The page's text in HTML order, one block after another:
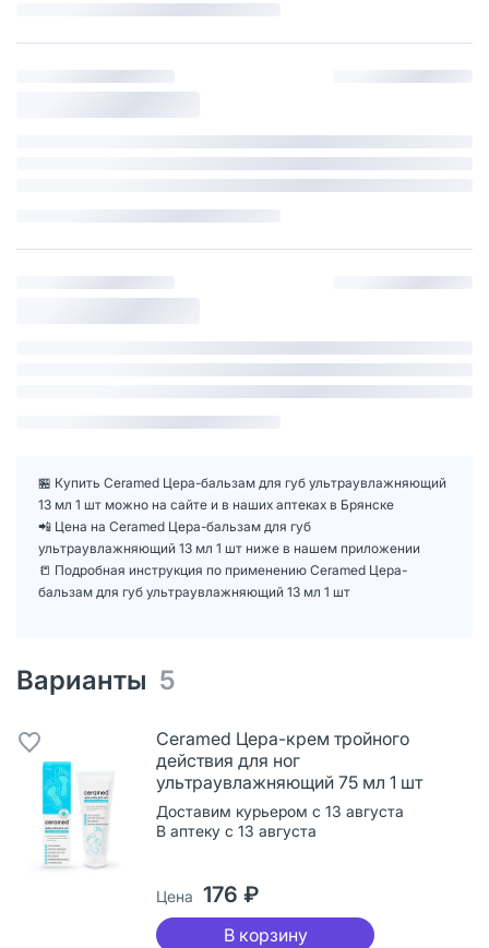
🏪 Купить Ceramed Цера-бальзам для губ ультраувлажняющий
13 мл 1 шт можно на сайте и в наших аптеках в Брянске
📲 Цена на Ceramed Цера-бальзам для губ
ультраувлажняющий 13 мл 1 шт ниже в нашем приложении
📒 Подробная инструкция по применению Ceramed Цера-
бальзам для губ ультраувлажняющий 13 мл 1 шт
Варианты 5
Ceramed Цера-крем тройного
действия для ног
ультраувлажняющий 75 мл 1 шт
Доставим курьером с 13 августа
В аптеку с 13 августа
Цена 176 ₽
В корзину